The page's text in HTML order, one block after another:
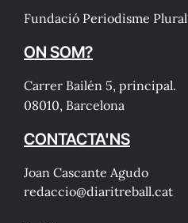
Fundació Periodisme Plural
ON SOM?
Carrer Bailén 5, principal.
08010, Barcelona
CONTACTA'NS
Joan Cascante Agudo
redaccio@diaritreball.cat